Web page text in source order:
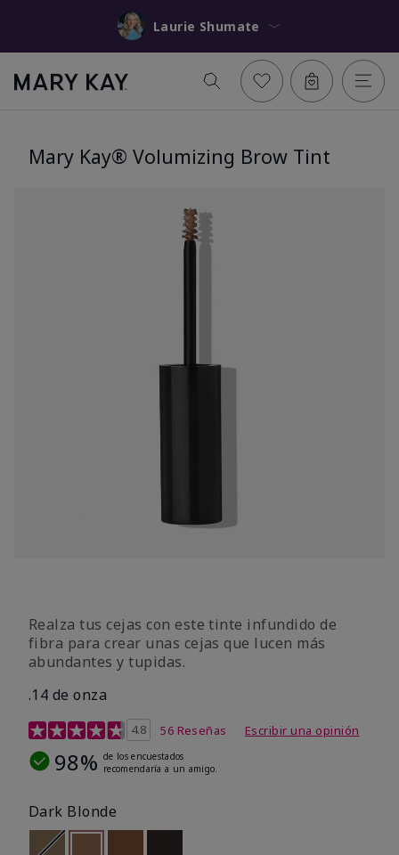
Laurie Shumate
Mary Kay® Volumizing Brow Tint
Realza tus cejas con este tinte infundido de
fibra para crear unas cejas que lucen más
abundantes y tupidas.
.14 de onza
Calificación de clientes de 4,9 de 5
4.8 56 Reseñas Escribir una opinión
98% de los encuestados
recomendaría a un amigo.
Dark Blonde